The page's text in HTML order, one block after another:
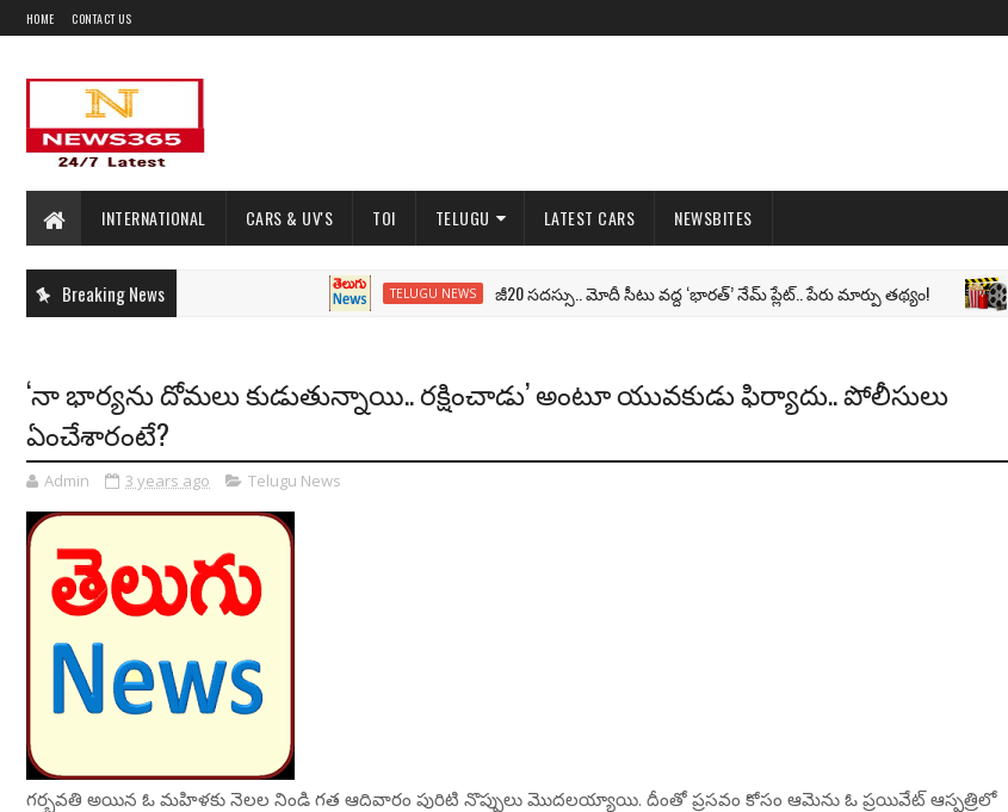
HOME CONTACT US
INTERNATIONAL CARS & UV'S TOI TELUGU LATEST CARS NEWSBITES
Breaking News TELUGU NEWS జీ20 సదస్సు.. మోదీ సీటు వద్ద ‘భారత్’ నేమ్ ప్లేట్‌.. పేరు మార్పు తథ్యం!
‘నా భార్యను దోమలు కుడుతున్నాయి.. రక్షించాడు’ అంటూ యువకుడు ఫిర్యాదు.. పోలీసులు
ఏంచేశారంటే?
Admin 3 years ago Telugu News
గర్భవతి అయిన ఓ మహిళకు నెలల నిండి గత ఆదివారం పురిటి నొప్పులు మొదలయ్యాయి. దీంతో ప్రసవం కోసం ఆమెను ఓ ప్రయివేట్ ఆస్పత్రిలో